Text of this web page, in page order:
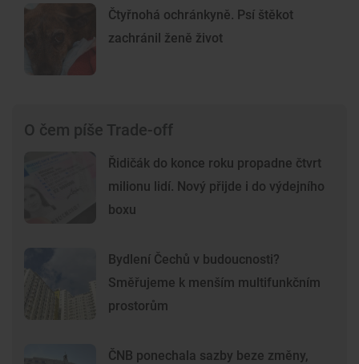
Čtyřnohá ochránkyně. Psí štěkot
zachránil ženě život
O čem píše Trade-off
Řidičák do konce roku propadne čtvrt
milionu lidí. Nový přijde i do výdejního
boxu
Bydlení Čechů v budoucnosti?
Směřujeme k menším multifunkčním
prostorům
ČNB ponechala sazby beze změny,